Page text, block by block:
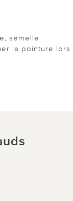
semelle
la pointure lors